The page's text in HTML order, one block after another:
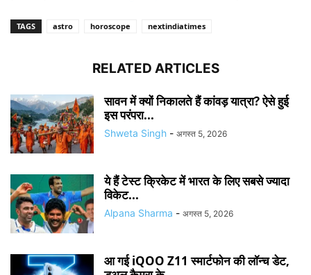
TAGS astro horoscope nextindiatimes
RELATED ARTICLES
सावन में क्यों निकालते हैं कांवड़ यात्रा? ऐसे हुई
इस परंपरा...
Shweta Singh - अगस्त 5, 2026
ये हैं टेस्ट क्रिकेट में भारत के लिए सबसे ज्यादा
विकेट...
Alpana Sharma - अगस्त 5, 2026
आ गई iQOO Z11 स्मार्टफोन की लॉन्च डेट,